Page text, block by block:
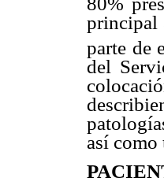
principal
parte de
del
así